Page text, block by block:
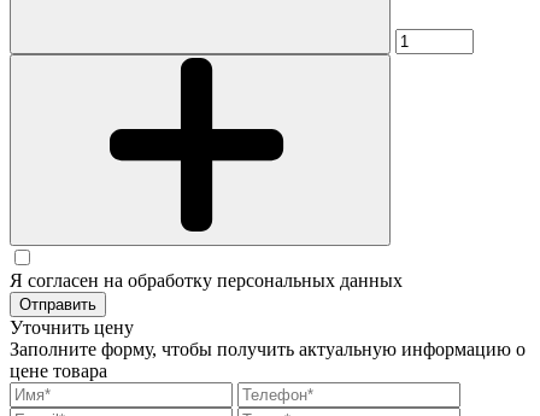
Я согласен на обработку персональных данных
Отправить
Уточнить цену
Заполните форму, чтобы получить актуальную информацию о
цене товара